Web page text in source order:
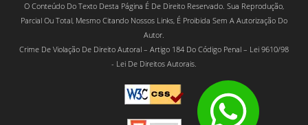
O Conteúdo Do Texto Desta Página É De Direito Reservado. Sua Reprodução,
Parcial Ou Total, Mesmo Citando Nossos Links, É Proibida Sem A Autorização Do
Autor.
Crime De Violação De Direito Autoral – Artigo 184 Do Código Penal – Lei 9610/98
- Lei De Direitos Autorais.